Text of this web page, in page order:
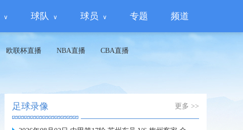
球队 球员 专题 频道
欧联杯直播 NBA直播 CBA直播
足球录像 更多 >>